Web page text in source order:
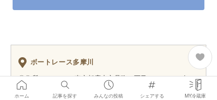
ボートレース多摩川
〇住所：183-0014 東京都府中市是政４丁目１１（Google
Maps
ホーム 記事を探す みんなの投稿 シェアする MY冷蔵庫